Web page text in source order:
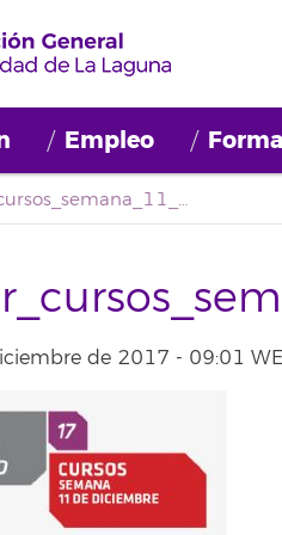
Empleo
banner_cursos_semana_11_diciembre
de 2017 - 09:01